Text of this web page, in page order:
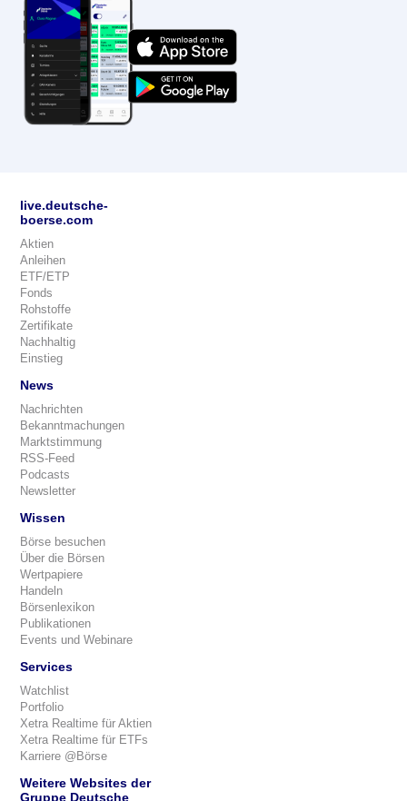
live.deutsche-
boerse.com
Aktien
Anleihen
ETF/ETP
Fonds
Rohstoffe
Zertifikate
Nachhaltig
Einstieg
News
Nachrichten
Bekanntmachungen
Marktstimmung
RSS-Feed
Podcasts
Newsletter
Wissen
Börse besuchen
Über die Börsen
Wertpapiere
Handeln
Börsenlexikon
Publikationen
Events und Webinare
Services
Watchlist
Portfolio
Xetra Realtime für Aktien
Xetra Realtime für ETFs
Karriere @Börse
Weitere Websites der
Gruppe Deutsche